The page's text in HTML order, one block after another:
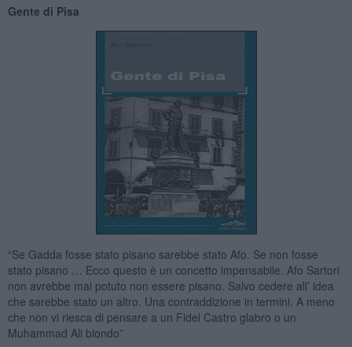
Gente di Pisa
“Se Gadda fosse stato pisano sarebbe stato Afo. Se non fosse
stato pisano … Ecco questo è un concetto impensabile. Afo Sartori
non avrebbe mai potuto non essere pisano. Salvo cedere all’ idea
che sarebbe stato un altro. Una contraddizione in termini. A meno
che non vi riesca di pensare a un Fidel Castro glabro o un
Muhammad Ali biondo”